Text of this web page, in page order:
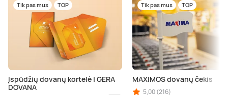
Tik pas mus TOP
Įspūdžių dovanų kortelė | GERA
DOVANA
Tik pas mus TOP
MAXIMOS dovanų čekis
5,00 (216)